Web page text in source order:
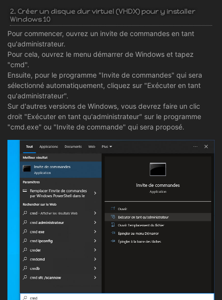
2. Créer un disque dur virtuel (VHDX) pour y installer
Windows 10
Pour commencer, ouvrez un invite de commandes en tant
qu'administrateur.
Pour cela, ouvrez le menu démarrer de Windows et tapez
"cmd".
Ensuite, pour le programme "Invite de commandes" qui sera
sélectionné automatiquement, cliquez sur "Exécuter en tant
qu'administrateur".
Sur d'autres versions de Windows, vous devrez faire un clic
droit "Exécuter en tant qu'administrateur" sur le programme
"cmd.exe" ou "Invite de commande" qui sera proposé.